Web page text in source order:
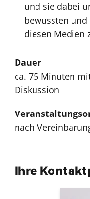
Ihre
und sie dabei
bewussten
diesen Medien
Dauer
ca. 75 Minuten
Diskussion
nach